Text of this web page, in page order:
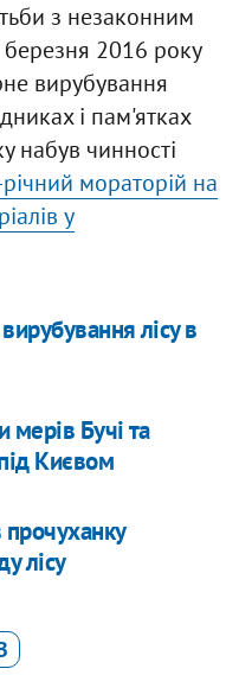
з незаконним
2016 року
вирубування
і пам'ятках
набув чинності
мораторій на
у
лісу в
Бучі та
Києвом
лісу